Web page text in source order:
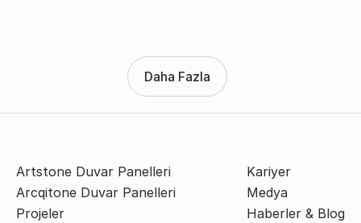
Daha Fazla
Artstone Duvar Panelleri
Arcqitone Duvar Panelleri
Projeler
Kariyer
Medya
Haberler & Blog